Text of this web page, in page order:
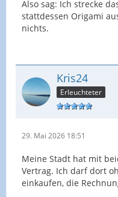
Also sag: Ich strecke
stattdessen Origami
nichts.
Kris24
Erleuchteter
29. Mai 2026 18:51
Meine Stadt hat mit
Vertrag. Ich darf dort
einkaufen, die